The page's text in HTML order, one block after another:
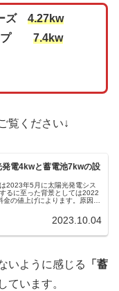
ズ 4.27kw
プ 7.4kw
覧ください↓
発電4kwと蓄電池7kwの設
2023年5月に太陽光発電シス
るに至った背景としては2022
金の値上げによります。原因と
2023.10.04
いように感じる
「蓄
ています。